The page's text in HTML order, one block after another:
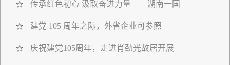
☆ 传承红色初心 汲取奋进力量——湖南一国
☆ 建党 105 周年之际，外省企业可参照
☆ 庆祝建党105周年，走进肖劲光故居开展